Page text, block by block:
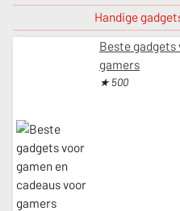
Handige
Beste gadgets
gamers
★ 500